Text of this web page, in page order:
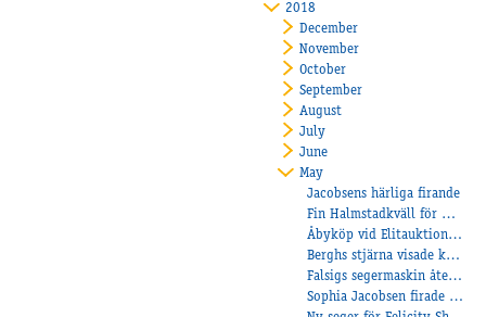
2018
December
November
October
September
August
July
June
May
Jacobsens härliga firande
Fin Halmstadkväll för Åbylaget.
Åbyköp vid Elitauktionen!
Berghs stjärna visade klassen
Falsigs segermaskin åter i vinnarcirkeln
Sophia Jacobsen firade framgångar i Norge